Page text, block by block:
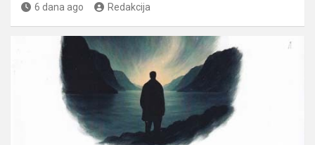
6 dana ago Redakcija